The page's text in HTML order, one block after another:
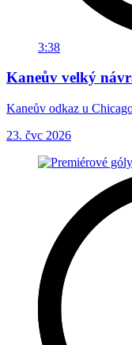
3:38
Kaneův velký
Kaneův odkaz u
23. čvc 2026